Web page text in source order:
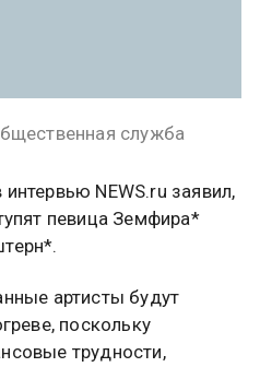
служба
NEWS.ru заявил,
певица Земфира*
артисты будут
поскольку
трудности,